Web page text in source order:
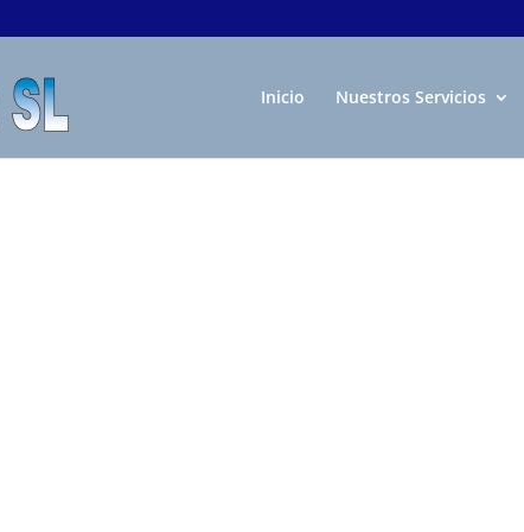
Inicio Nuestros Servicios